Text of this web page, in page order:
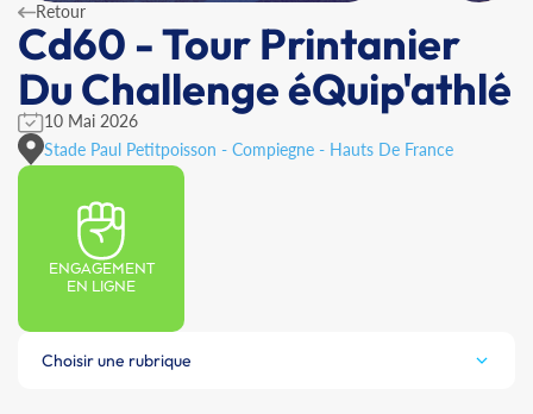
Retour
Cd60 - Tour Printanier
Du Challenge éQuip'athlé
10 Mai 2026
Stade Paul Petitpoisson - Compiegne - Hauts De France
ENGAGEMENT
EN LIGNE
Choisir une rubrique